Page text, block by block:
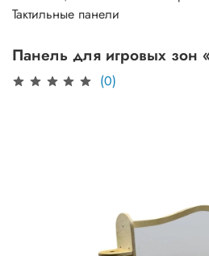
Тактильные панели
Панель для игровых зон
(0)